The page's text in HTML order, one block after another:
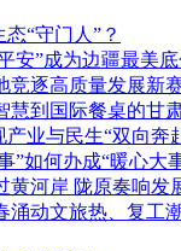
“守门人”？
安”成为边疆最美底
竞逐高质量发展新
慧到国际餐桌的甘
业与民生“双向奔
”如何办成“暖心大
黄河岸 陇原奏响发
涌动文旅热、复工